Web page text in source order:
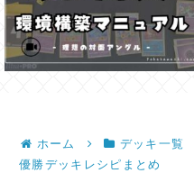
ホーム デッキ一覧
優勝デッキレシピまとめ